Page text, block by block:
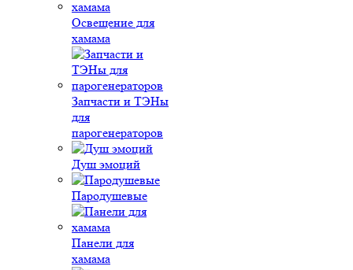
Освещение для
хамама
Запчасти и ТЭНы
для
парогенераторов
Душ эмоций
Пародушевые
Панели для
хамама